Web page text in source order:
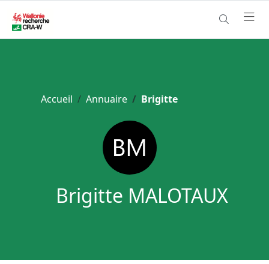
Accueil Annuaire Brigitte
Brigitte MALOTAUX